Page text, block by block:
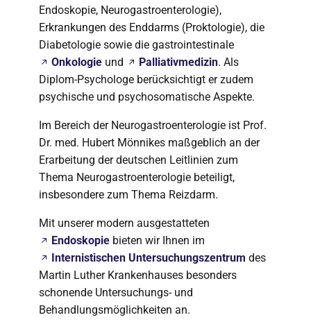
Endoskopie, Neurogastroenterologie),
Erkrankungen des Enddarms (Proktologie), die
Diabetologie sowie die gastrointestinale
Onkologie und Palliativmedizin. Als
Diplom-Psychologe berücksichtigt er zudem
psychische und psychosomatische Aspekte.
Im Bereich der Neurogastroenterologie ist Prof.
Dr. med. Hubert Mönnikes maßgeblich an der
Erarbeitung der deutschen Leitlinien zum
Thema Neurogastroenterologie beteiligt,
insbesondere zum Thema Reizdarm.
Mit unserer modern ausgestatteten
Endoskopie bieten wir Ihnen im
Internistischen Untersuchungszentrum des
Martin Luther Krankenhauses besonders
schonende Untersuchungs- und
Behandlungsmöglichkeiten an.